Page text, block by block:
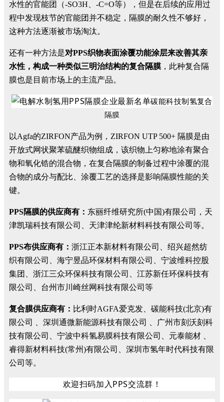
水性的官能团（-SO3H、-C=O等），但是在后续的应用过
程中发现枝节的官能团并不稳定，隔膜的耐久性不够好，
这种方法逐渐被市场淘汰。
还有一种方法是对PPS织物表面涂覆功能涂层来改善其亲
水性，构成一种类似三明治结构的复合隔膜 ，此种复合隔
膜也是目前市场上的主流产品。
碳能科技制氢复合
隔膜
以Agfa的ZIRFON产品为例，ZIRFON UTP 500+ 隔膜是由
开放式网状聚苯硫醚织物组成，该织物上匀称地涂有聚合
物和氧化锆的混合物，在复合隔膜的制备过程中涂覆的混
合物的成分与配比、涂覆工艺的选择是影响隔膜性能的关
键。
PPS隔膜的供应商有： 东丽纤维研究所(中国)有限公司，天
津凯瑞科技有限公司、天津津纶新材料科技有限公司等。
PPS布供应商有： 浙江正本新材料有限公司、绍兴超然纺
织有限公司、海宁昱品环保材料有限公司、宁波维科控股
集团、浙江三众环保科技有限公司、江苏新任环保科技有
限公司、台州市川崎丝网科技有限公司等
复合膜供应商有： 比利时AGFA爱克发、碳能科技(北京)有
限公司 、深圳通微新能源科技有限公司 、广州市刻沃刻科
技有限公司、宁波中科氢易膜科技有限公司、元泰能材 、
睿得新材料科技(常州)有限公司、深圳市氢年时代科技有限
公司等。
欢迎扫码加入PPS交流群！